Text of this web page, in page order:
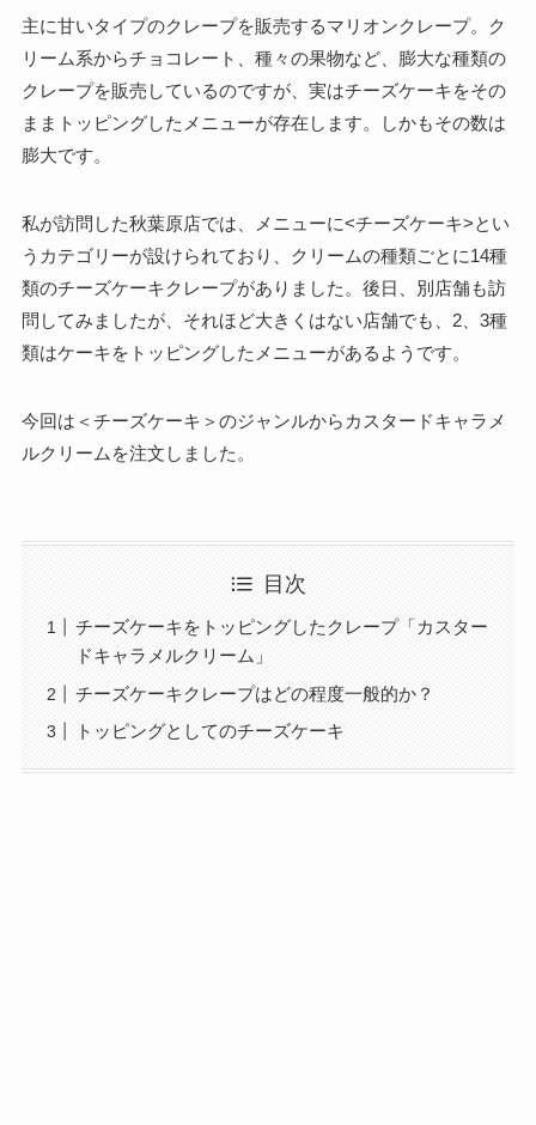
主に甘いタイプのクレープを販売するマリオンクレープ。ク
リーム系からチョコレート、種々の果物など、膨大な種類の
クレープを販売しているのですが、実はチーズケーキをその
ままトッピングしたメニューが存在します。しかもその数は
膨大です。
私が訪問した秋葉原店では、メニューに<チーズケーキ>とい
うカテゴリーが設けられており、クリームの種類ごとに14種
類のチーズケーキクレープがありました。後日、別店舗も訪
問してみましたが、それほど大きくはない店舗でも、2、3種
類はケーキをトッピングしたメニューがあるようです。
今回は＜チーズケーキ＞のジャンルからカスタードキャラメ
ルクリームを注文しました。
目次
チーズケーキをトッピングしたクレープ「カスター
ドキャラメルクリーム」
チーズケーキクレープはどの程度一般的か？
トッピングとしてのチーズケーキ